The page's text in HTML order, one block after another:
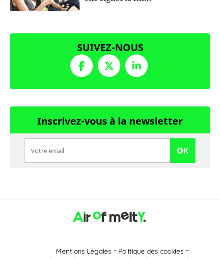
SUIVEZ-NOUS
Inscrivez-vous à la newsletter
OK
Mentions Légales
Politique des cookies